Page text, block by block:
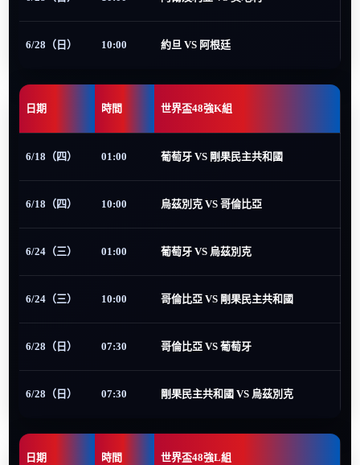
6/28（日） 10:00 約旦 VS 阿根廷
日期 時間 世界盃48強K組
6/18（四） 01:00 葡萄牙 VS 剛果民主共和國
6/18（四） 10:00 烏茲別克 VS 哥倫比亞
6/24（三） 01:00 葡萄牙 VS 烏茲別克
6/24（三） 10:00 哥倫比亞 VS 剛果民主共和國
6/28（日） 07:30 哥倫比亞 VS 葡萄牙
6/28（日） 07:30 剛果民主共和國 VS 烏茲別克
日期 時間 世界盃48強L組